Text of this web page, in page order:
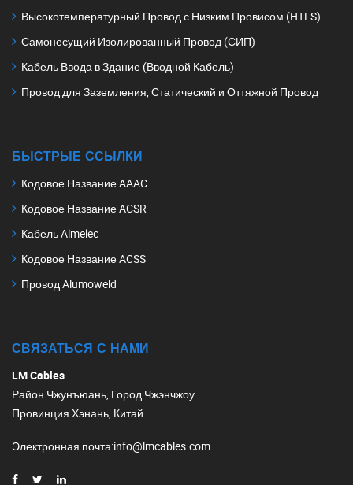
Высокотемпературный Провод с Низким Провисом (HTLS)
Самонесущий Изолированный Провод (СИП)
Кабель Ввода в Здание (Вводной Кабель)
Провод для Заземления, Статический и Оттяжной Провод
БЫСТРЫЕ ССЫЛКИ
Кодовое Название AAAC
Кодовое Название ACSR
Кабель Almelec
Кодовое Название ACSS
Провод Alumoweld
СВЯЗАТЬСЯ С НАМИ
LM Cables
Район Чжунъюань, Город Чжэнчжоу
Провинция Хэнань, Китай.
Электронная почта:info@lmcables.com